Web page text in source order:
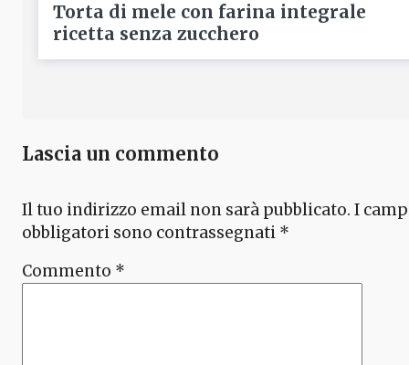
Torta di mele con farina integrale
ricetta senza zucchero
Lascia un commento
Il tuo indirizzo email non sarà pubblicato. I
obbligatori sono contrassegnati *
Commento *